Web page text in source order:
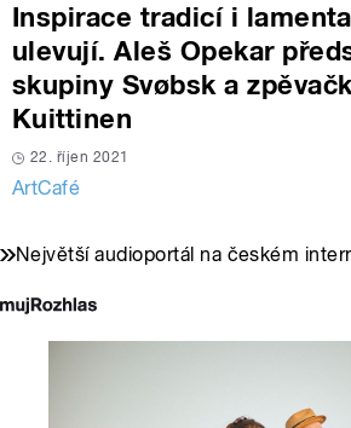
Inspirace tradicí i
ulevují. Aleš Opekar
skupiny Svøbsk a
Kuittinen
22. říjen 2021
ArtCafé
Největší audioportál na českém